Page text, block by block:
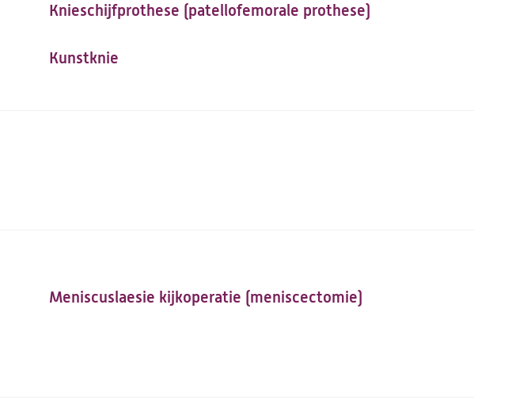
Knieschijfprothese (patellofemorale prothese)
Kunstknie
Meniscuslaesie kijkoperatie (meniscectomie)